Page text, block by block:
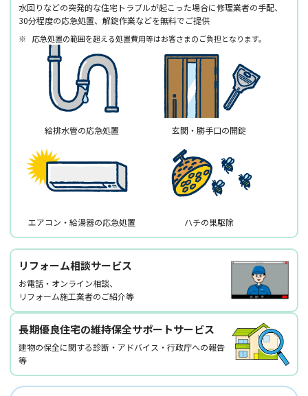
給排水管の応急処置 玄関・勝手口の開錠
エアコン・給湯器の応急処置 ハチの巣駆除
水回りなどの突発的な住宅トラブルが起こった場合に修理業者の手配、
30分程度の応急処置、解錠作業などを無料でご提供
※ 応急処置の範囲を超える処置費用等はお客さまのご負担となります。
リフォーム相談サービス
お電話・オンライン相談、
リフォーム施工業者のご紹介等
長期優良住宅の維持保全サポートサービス
建物の保全に関する診断・アドバイス・行政庁への報告
等